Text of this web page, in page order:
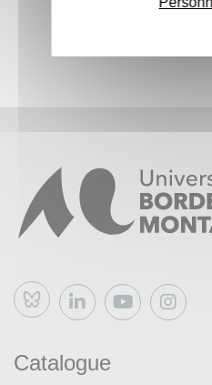
M3 Le montage de projet
planification, budget et
Bluesky
Catalogue